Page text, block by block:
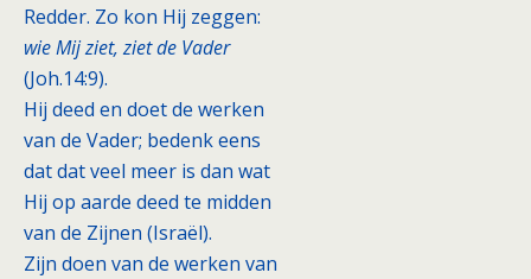
Redder. Zo kon Hij zeggen:
wie Mij ziet, ziet de Vader
(Joh.14:9).
Hij deed en doet de werken
van de Vader; bedenk eens
dat dat veel meer is dan wat
Hij op aarde deed te midden
van de Zijnen (Israël).
Zijn doen van de werken van